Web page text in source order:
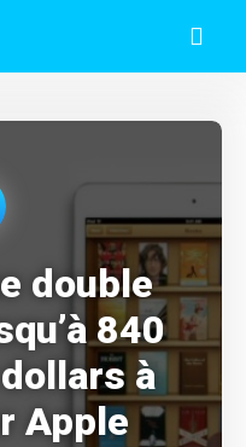
double
840
à
Apple